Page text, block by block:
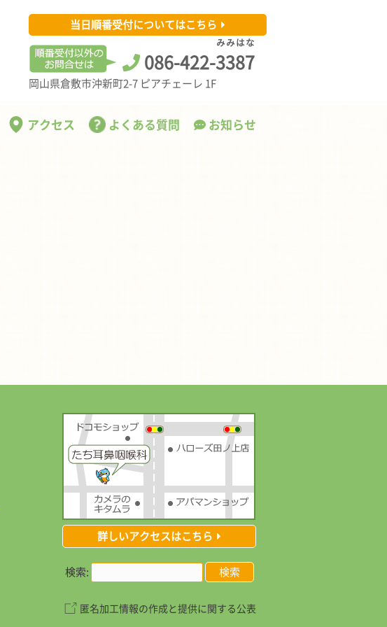
当日順番受付についてはこちら
086-422-3
み
3
み
8
は
7
な
岡山県倉敷市沖新町2-7 ピアチェーレ 1F
アクセス よくある質問 お知らせ
詳しいアクセスはこちら
検索:
匿名加工情報の作成と提供に関する公表